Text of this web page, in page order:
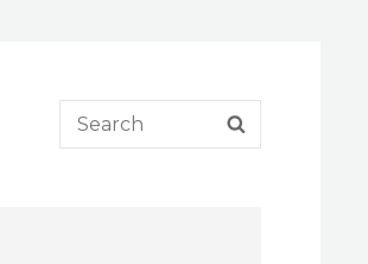
Search
for: